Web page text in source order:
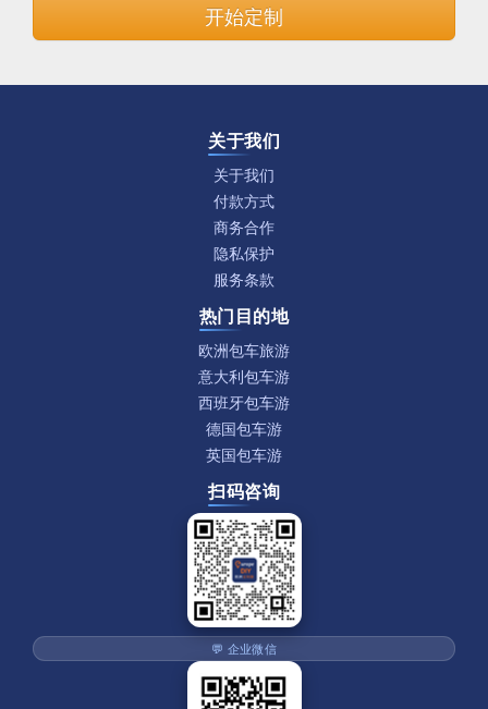
开始定制
关于我们
关于我们
付款方式
商务合作
隐私保护
服务条款
热门目的地
欧洲包车旅游
意大利包车游
西班牙包车游
德国包车游
英国包车游
扫码咨询
💬 企业微信